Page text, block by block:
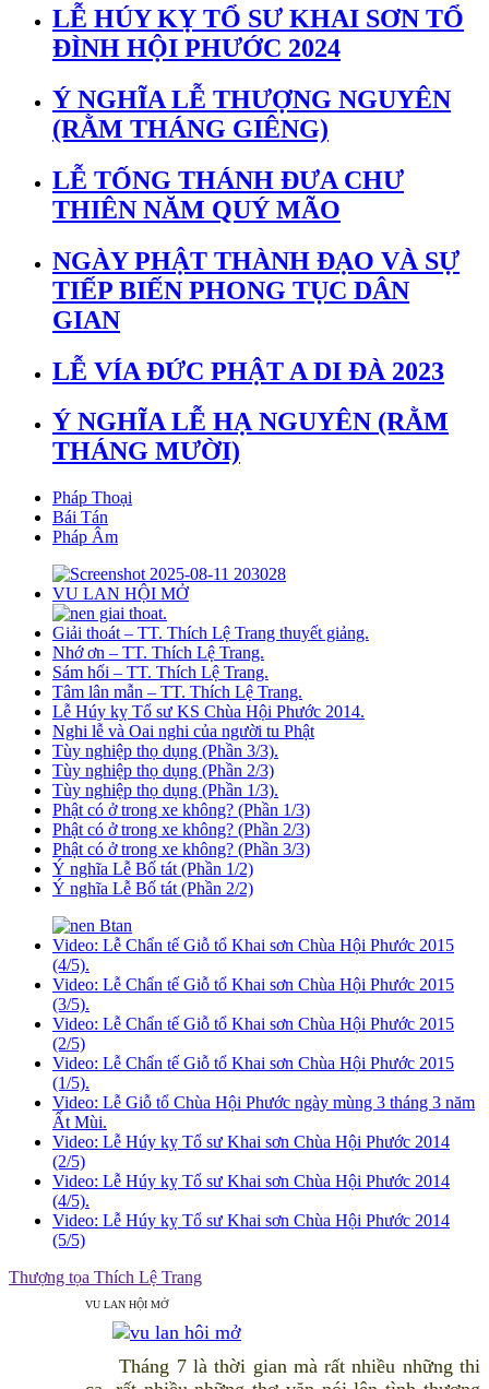
LỄ HÚY KỴ TỔ SƯ KHAI SƠN TỔ
ĐÌNH HỘI PHƯỚC 2024
Ý NGHĨA LỄ THƯỢNG NGUYÊN
(RẰM THÁNG GIÊNG)
LỄ TỐNG THÁNH ĐƯA CHƯ
THIÊN NĂM QUÝ MÃO
NGÀY PHẬT THÀNH ĐẠO VÀ SỰ
TIẾP BIẾN PHONG TỤC DÂN
GIAN
LỄ VÍA ĐỨC PHẬT A DI ĐÀ 2023
Ý NGHĨA LỄ HẠ NGUYÊN (RẰM
THÁNG MƯỜI)
Pháp Thoại
Bái Tán
Pháp Âm
VU LAN HỘI MỞ
Giải thoát – TT. Thích Lệ Trang thuyết giảng.
Nhớ ơn – TT. Thích Lệ Trang.
Sám hối – TT. Thích Lệ Trang.
Tâm lân mẫn – TT. Thích Lệ Trang.
Lễ Húy kỵ Tổ sư KS Chùa Hội Phước 2014.
Nghi lễ và Oai nghi của người tu Phật
Tùy nghiệp thọ dụng (Phần 3/3).
Tùy nghiệp thọ dụng (Phần 2/3)
Tùy nghiệp thọ dụng (Phần 1/3).
Phật có ở trong xe không? (Phần 1/3)
Phật có ở trong xe không? (Phần 2/3)
Phật có ở trong xe không? (Phần 3/3)
Ý nghĩa Lễ Bố tát (Phần 1/2)
Ý nghĩa Lễ Bố tát (Phần 2/2)
Video: Lễ Chẩn tế Giỗ tổ Khai sơn Chùa Hội Phước 2015
(4/5).
Video: Lễ Chẩn tế Giỗ tổ Khai sơn Chùa Hội Phước 2015
(3/5).
Video: Lễ Chẩn tế Giỗ tổ Khai sơn Chùa Hội Phước 2015
(2/5)
Video: Lễ Chẩn tế Giỗ tổ Khai sơn Chùa Hội Phước 2015
(1/5).
Video: Lễ Giỗ tổ Chùa Hội Phước ngày mùng 3 tháng 3 năm
Ất Mùi.
Video: Lễ Húy kỵ Tổ sư Khai sơn Chùa Hội Phước 2014
(2/5)
Video: Lễ Húy kỵ Tổ sư Khai sơn Chùa Hội Phước 2014
(4/5).
Video: Lễ Húy kỵ Tổ sư Khai sơn Chùa Hội Phước 2014
(5/5)
Thượng tọa Thích Lệ Trang
VU LAN HỘI MỞ
Tháng 7 là thời gian mà rất nhiều những thi